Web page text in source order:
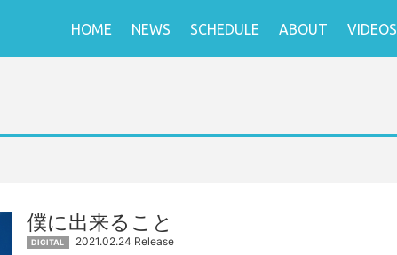
HOME NEWS SCHEDULE ABOUT VIDEOS
僕に出来ること
DIGITAL 2021.02.24 Release